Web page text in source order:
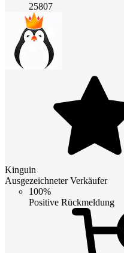
25807
Kinguin
Ausgezeichneter Verkäufer
100%
Positive Rückmeldung